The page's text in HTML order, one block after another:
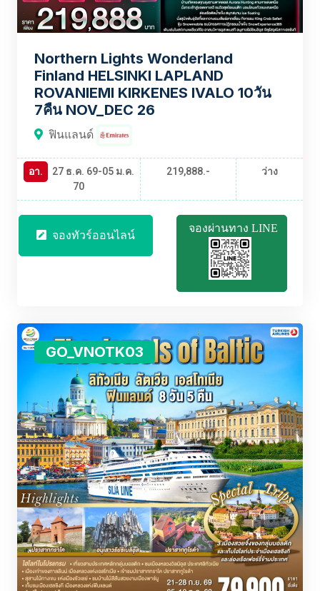
Northern Lights Wonderland
Finland HELSINKI LAPLAND
ROVANIEMI KIRKENES IVALO 10วัน
7คืน NOV_DEC 26
ฟินแลนด์
อา.
27 ธ.ค. 69-05 ม.ค.
70
219,888.- ว่าง
จองทัวร์ออนไลน์ จองผ่านทาง LINE
GO_VNOTK03